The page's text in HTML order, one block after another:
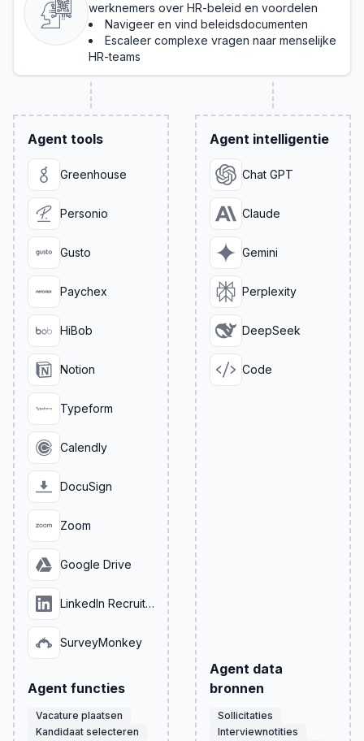
werknemers over HR-beleid en voordelen
Navigeer en vind beleidsdocumenten
Escaleer complexe vragen naar menselijke
HR-teams
Agent tools
Greenhouse
Personio
Gusto
Paychex
HiBob
Notion
Typeform
Calendly
DocuSign
Zoom
Google Drive
LinkedIn Recruiter
SurveyMonkey
Agent functies
Vacature plaatsen
Kandidaat selecteren
Agent intelligentie
Chat GPT
Claude
Gemini
Perplexity
DeepSeek
Code
Agent data
bronnen
Sollicitaties
Interviewnotities